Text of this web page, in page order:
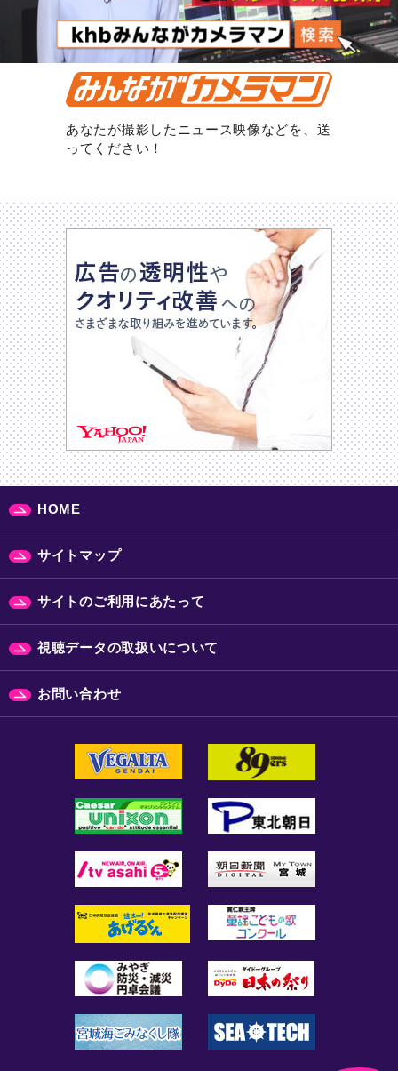
あなたが撮影したニュース映像などを、送
ってください！
HOME
サイトマップ
サイトのご利用にあたって
視聴データの取扱いについて
お問い合わせ